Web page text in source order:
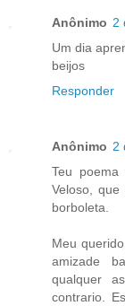
Anônimo 2
Um dia
beijos
Responder
Anônimo 2
Teu
Veloso,
borboleta.
Meu
amizade
qualquer
contrario.